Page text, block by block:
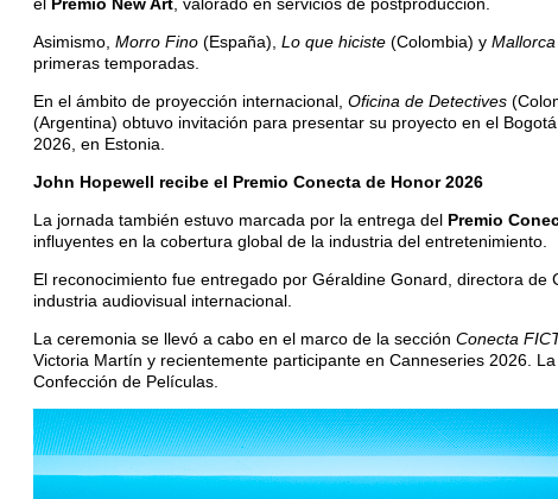
Asimismo, Morro Fino (España), Lo que hiciste (Colombia) y
primeras temporadas.
En el ámbito de proyección internacional, Oficina de Detectives
(Argentina) obtuvo invitación para presentar su proyecto en el
2026, en Estonia.
John Hopewell recibe el Premio Conecta de Honor 2026
La jornada también estuvo marcada por la entrega del Premio
influyentes en la cobertura global de la industria del entretenimiento.
El reconocimiento fue entregado por Géraldine Gonard, directora
industria audiovisual internacional.
La ceremonia se llevó a cabo en el marco de la sección Conecta
Victoria Martín y recientemente participante en Canneseries 2026.
Confección de Películas.